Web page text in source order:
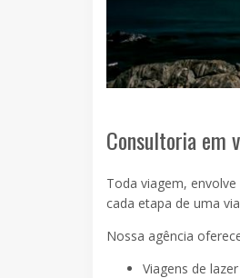
Consultoria em
Toda viagem,
cada etapa de uma
Nossa agência
Viagens de lazer